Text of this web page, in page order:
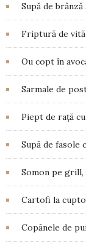
Supă de
Friptură de
Ou copt în
Sarmale de
Piept de rață
Supă de fasole
Somon pe grill,
Cartofi la
Copănele de